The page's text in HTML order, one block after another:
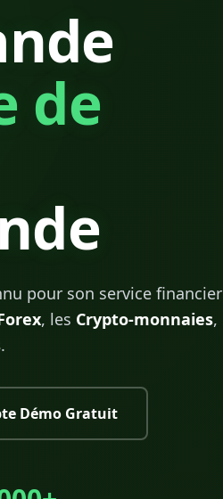
de
pour son service financier
, les Crypto-monnaies,
.
Démo Gratuit